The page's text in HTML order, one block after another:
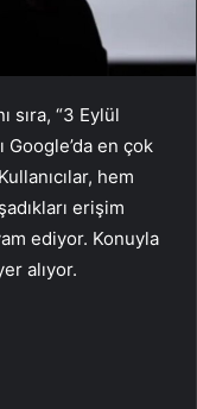
sıra, “3 Eylül
Google’da en çok
hem
erişim
ediyor. Konuyla
alıyor.